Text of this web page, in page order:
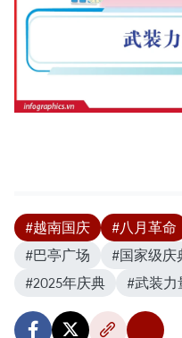
#越南国庆 #八月革命
#巴亭广场
#国家级庆
#2025年庆典
#武装力